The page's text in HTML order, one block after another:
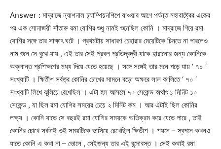
Answer : মাদ্রাজে ন্যাশনাল চ্যাম্পিয়নশিপে যাওয়ার আগে পর্যন্ত মহারাষ্ট্রের একের
পর এক সোনাজয়ী সাঁতারু রমা যোশির শুধু নামই শুনেছিল কোনি । মাদ্রাজে গিয়ে রমা
যোশির সঙ্গে তার সাক্ষাৎ ঘটে । প্রথমটায় সাধারণ চেহারার মেয়েটিকে চিনতে না পারলেও
নাম শুনে সে বুঝে যায় , এই তার সেই প্রবল প্রতিদ্বন্দ্বী যাকে হারানোর জন্য কোনিকে
অক্লান্ত প্রশিক্ষণের মধ্য দিয়ে যেতে হয়েছে । সঙ্গে সঙ্গেই তার মনে পড়ে যায় ‘ ৭০ ‘
সংখ্যাটি । ক্ষিতীশ সর্বত্র কোনির চোখের সামনে বড়ো অক্ষরে লাল কালিতে ‘ ৭০ ‘
সংখ্যাটি লিখে ঝুলিয়ে রেখেছিল । এটা হল আসলে ৭০ সেকেন্ড অর্থাৎ ১ মিনিট ১০
সেকেন্ড , যা ছিল রমা যোশির সময়ের চেয়ে ২ মিনিট কম । আর এটাই ছিল কোনির
লক্ষ্য । কোনি যাতে সে বছরই রমা যোশির সময়কে অতিক্রম করে যেতে পারে , তাই
কোনির চোখে সর্বদাই ওই সময়টিকে ভাসিয়ে রেখেছিল ক্ষিতীশ । শয়নে – স্বপনে কখনও
যাতে কোনি এ কথা না – ভোলে , সেইজন্য তার এই বন্দোবস্ত । সেই কথাই রমা